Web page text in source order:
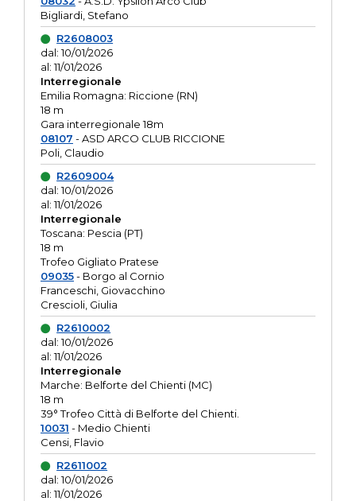
Bigliardi, Stefano
R2608003
dal: 10/01/2026
al: 11/01/2026
Interregionale
Emilia Romagna: Riccione (RN)
18 m
Gara interregionale 18m
08107 - ASD ARCO CLUB RICCIONE
Poli, Claudio
R2609004
dal: 10/01/2026
al: 11/01/2026
Interregionale
Toscana: Pescia (PT)
18 m
Trofeo Gigliato Pratese
09035- Borgo al Cornio
Franceschi, Giovacchino
Crescioli, Giulia
R2610002
dal: 10/01/2026
al: 11/01/2026
Interregionale
Marche: Belforte del Chienti (MC)
18 m
39° Trofeo Città di Belforte del Chienti.
10031 - Medio Chienti
Censi, Flavio
R2611002
dal: 10/01/2026
al: 11/01/2026